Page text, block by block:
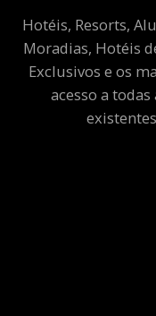
Hotéis, Resorts,
Moradias, Hotéis
Exclusivos e os
acesso a